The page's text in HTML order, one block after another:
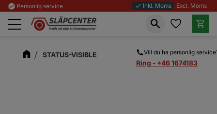
Meny
check_circle Personlig service done Inkl. Moms Excl. Moms
Vill du ha personlig
Ring - +46 1674183
Favoriter
STATUS-VISIBLE